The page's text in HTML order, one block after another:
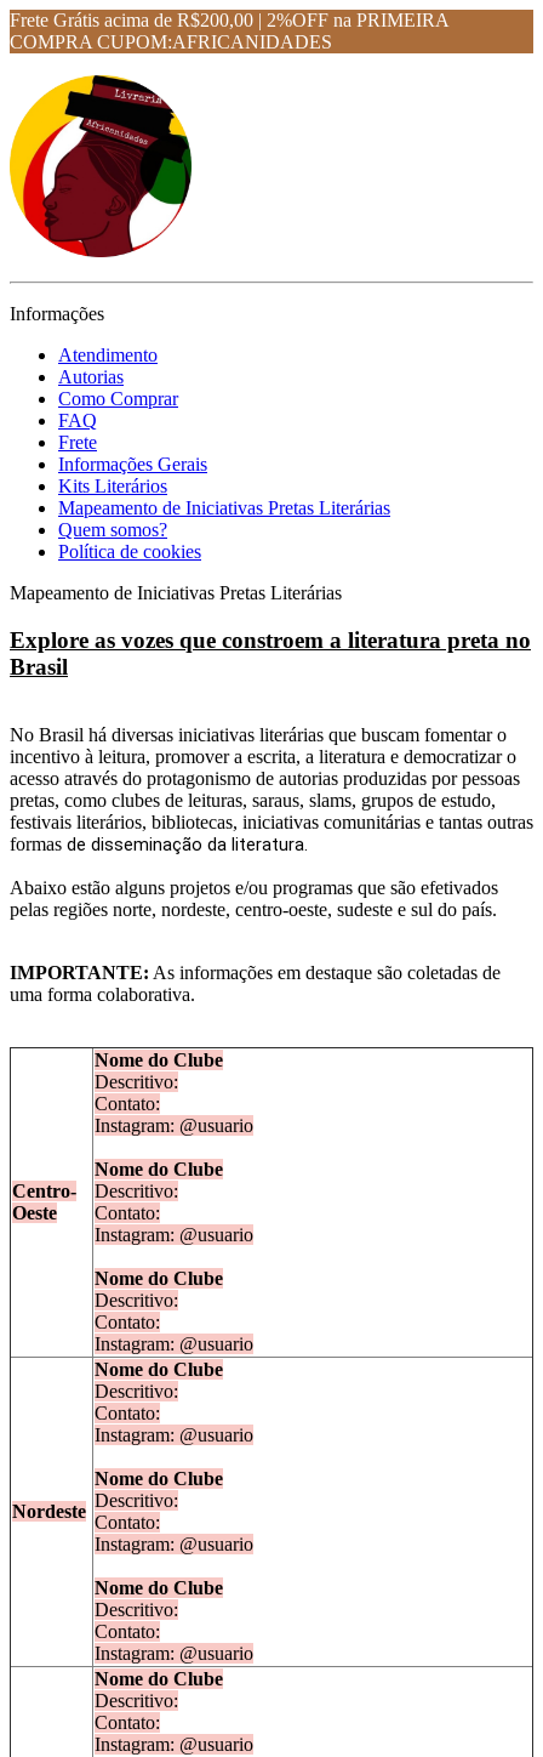
Frete Grátis acima de R$200,00 | 2%OFF na PRIMEIRA
COMPRA CUPOM:AFRICANIDADES
Informações
Atendimento
Autorias
Como Comprar
FAQ
Frete
Informações Gerais
Kits Literários
Mapeamento de Iniciativas Pretas Literárias
Quem somos?
Política de cookies
Mapeamento de Iniciativas Pretas Literárias
Explore as vozes que constroem a literatura preta no
Brasil
No Brasil há diversas iniciativas literárias que buscam fomentar o
incentivo à leitura, promover a escrita, a literatura e democratizar o
acesso através do protagonismo de autorias produzidas por pessoas
pretas, como clubes de leituras, saraus, slams, grupos de estudo,
festivais literários, bibliotecas, iniciativas comunitárias e tantas outras
formas de disseminação da literatura.
Abaixo estão alguns projetos e/ou programas que são efetivados
pelas regiões norte, nordeste, centro-oeste, sudeste e sul do país.
IMPORTANTE: As informações em destaque são coletadas de
uma forma colaborativa.
Centro-
Oeste
Nome do Clube
Descritivo:
Contato:
Instagram: @usuario
Nome do Clube
Descritivo:
Contato:
Instagram: @usuario
Nome do Clube
Descritivo:
Contato:
Instagram: @usuario
Nordeste
Nome do Clube
Descritivo:
Contato:
Instagram: @usuario
Nome do Clube
Descritivo:
Contato:
Instagram: @usuario
Nome do Clube
Descritivo:
Contato:
Instagram: @usuario
Nome do Clube
Descritivo:
Contato:
Instagram: @usuario